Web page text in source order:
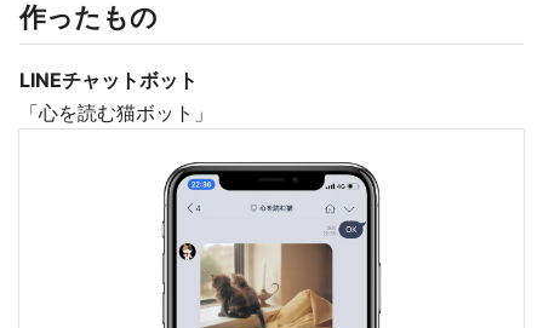
作ったもの
LINEチャットボット
「心を読む猫ボット」